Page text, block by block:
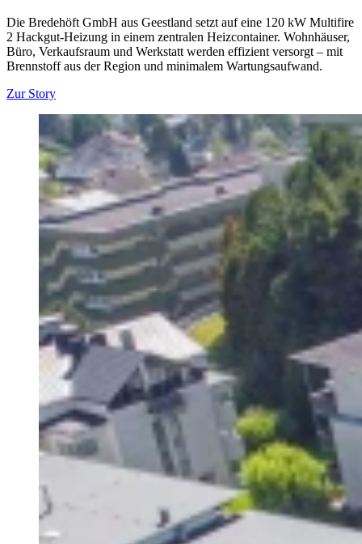
Die Bredehöft GmbH aus Geestland setzt auf eine 120 kW Multifire
2 Hackgut-Heizung in einem zentralen Heizcontainer. Wohnhäuser,
Büro, Verkaufsraum und Werkstatt werden effizient versorgt – mit
Brennstoff aus der Region und minimalem Wartungsaufwand.
Zur Story